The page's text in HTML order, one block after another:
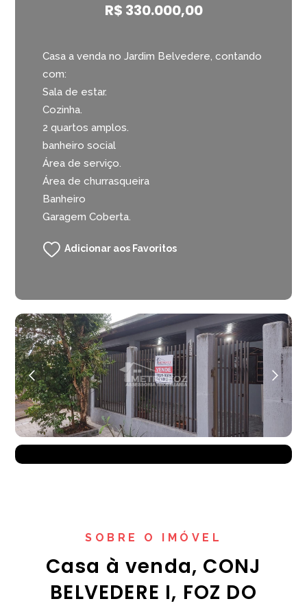
R$ 330.000,00
Casa a venda no Jardim Belvedere, contando
com:
Sala de estar.
Cozinha.
2 quartos amplos.
banheiro social
Área de serviço.
Área de churrasqueira
Banheiro
Garagem Coberta.
Adicionar aos Favoritos
SOBRE O IMÓVEL
Casa à venda, CONJ
BELVEDERE I, FOZ DO